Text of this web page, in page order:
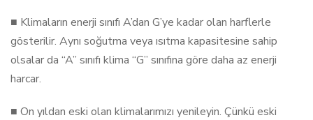
■ Klimaların enerji sınıfı A’dan G’ye kadar olan harflerle
gösterilir. Aynı soğutma veya ısıtma kapasitesine sahip
olsalar da “A” sınıfı klima “G” sınıfına göre daha az enerji
harcar.
■ On yıldan eski olan klimalarımızı yenileyin. Çünkü eski